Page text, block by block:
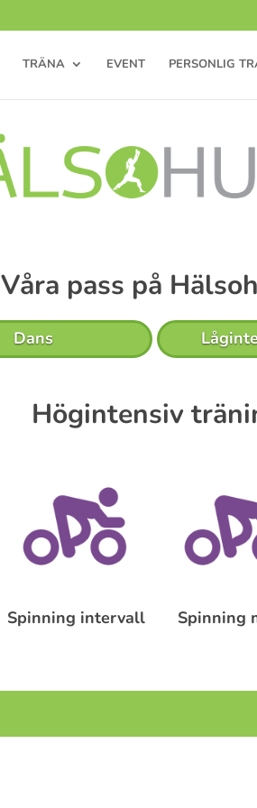
TRÄNA EVENT PERSONLIG
Våra pass på
Dans
Högintensiv
Spinning intervall Spinning